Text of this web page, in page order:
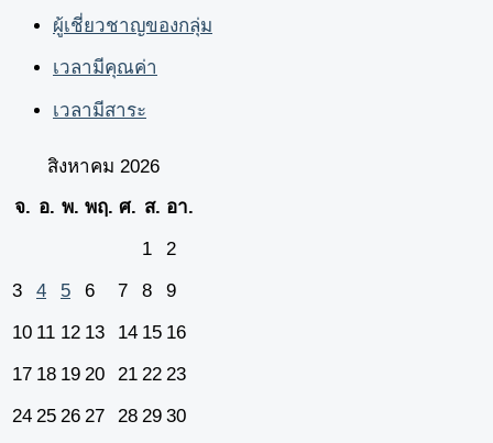
ผู้เชี่ยวชาญของกลุ่ม
เวลามีคุณค่า
เวลามีสาระ
สิงหาคม 2026
จ. อ. พ. พฤ. ศ. ส. อา.
1
2
3
4 5 6 7 8
9
10 11 12 13 14 15 16
17 18 19 20 21 22 23
24 25 26 27 28 29 30